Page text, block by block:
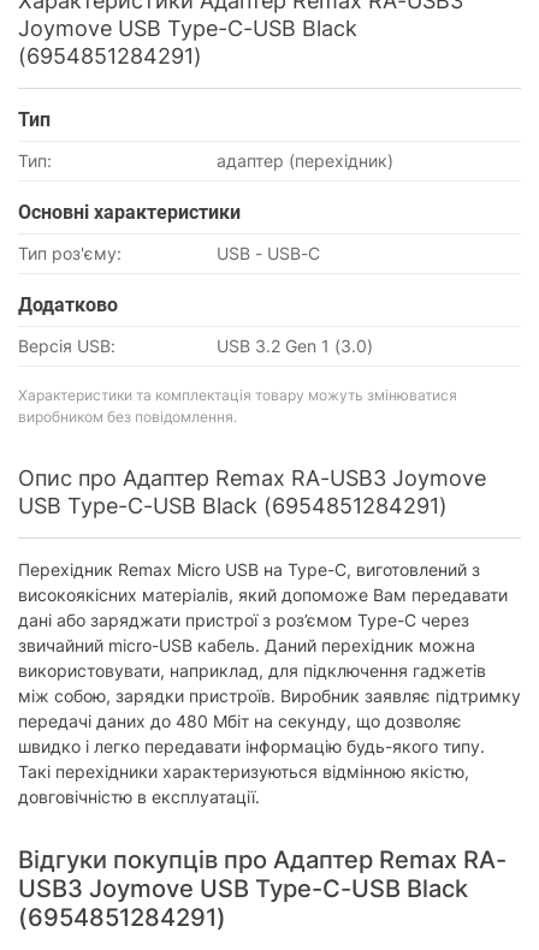
Joymove USB Type-C-USB Black
(6954851284291)
Тип
Тип: адаптер (перехідник)
Основнi характеристики
Тип роз'єму: USB - USB-C
Додатково
Версія USB: USB 3.2 Gen 1 (3.0)
Характеристики та комплектація товару можуть змінюватися
виробником без повідомлення.
Опис про Адаптер Remax RA-USB3 Joymove
USB Type-C-USB Black (6954851284291)
Перехідник Remax Micro USB на Type-C, виготовлений з
високоякісних матеріалів, який допоможе Вам передавати
дані або заряджати пристрої з роз’ємом Type-C через
звичайний micro-USB кабель. Даний перехідник можна
використовувати, наприклад, для підключення гаджетів
між собою, зарядки пристроїв. Виробник заявляє підтримку
передачі даних до 480 Мбіт на секунду, що дозволяє
швидко і легко передавати інформацію будь-якого типу.
Такі перехідники характеризуються відмінною якістю,
довговічністю в експлуатації.
Відгуки покупців про Адаптер Remax RA-
USB3 Joymove USB Type-C-USB Black
(6954851284291)